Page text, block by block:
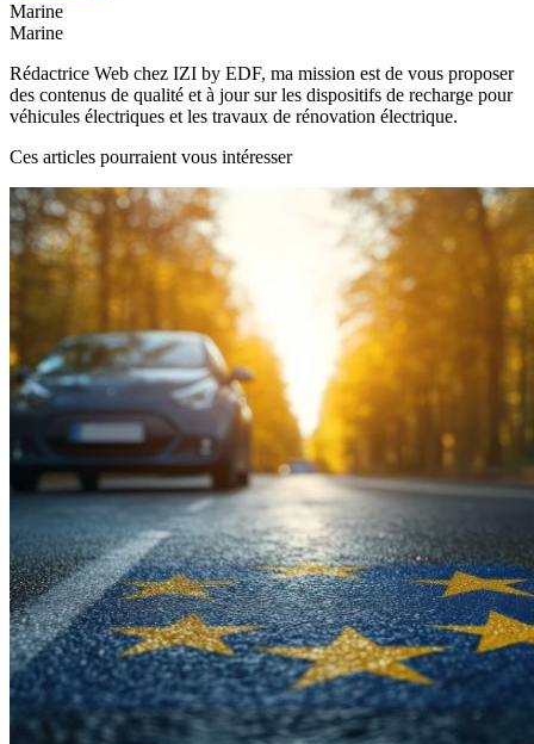
Marine
Marine
Rédactrice Web chez IZI by EDF, ma mission est de vous proposer
des contenus de qualité et à jour sur les dispositifs de recharge pour
véhicules électriques et les travaux de rénovation électrique.
Ces articles pourraient vous intéresser